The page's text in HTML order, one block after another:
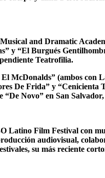
and Dramatic
y “El Burgués
Teatrofilia.
McDonalds” (ambos
De Frida” y
“De Novo” en San
Latino Film Festival con
audiovisual,
su más reciente